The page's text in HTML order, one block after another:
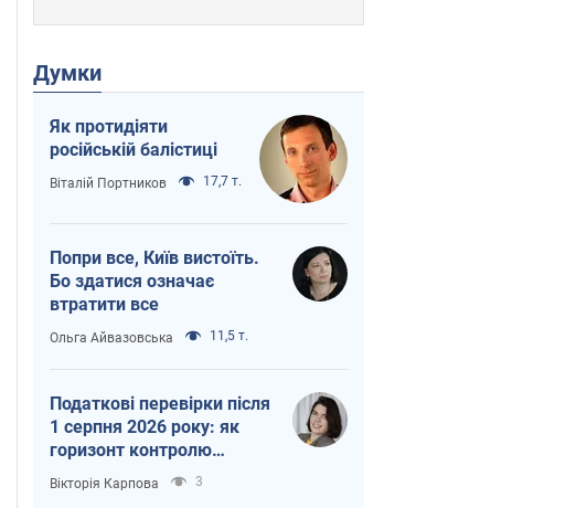
Думки
Як протидіяти
російській балістиці
Віталій Портников 17,7 т.
Попри все, Київ вистоїть.
Бо здатися означає
втратити все
Ольга Айвазовська 11,5 т.
Податкові перевірки після
1 серпня 2026 року: як
горизонт контролю
скорочується з 6,5 до 3
років
Вікторія Карпова 3